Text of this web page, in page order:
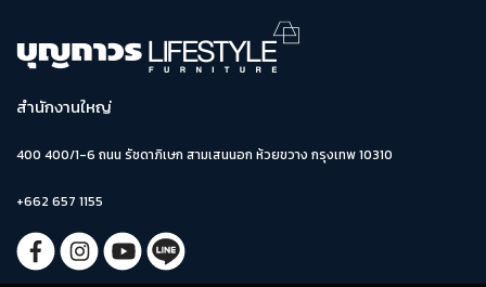
สำนักงานใหญ่
400 400/1-6 ถนน รัชดาภิเษก สามเสนนอก ห้วยขวาง กรุงเทพ 10310
+662 657 1155